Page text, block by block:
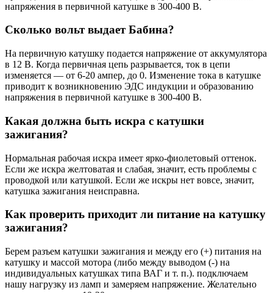
напряжения в первичной катушке в 300-400 В.
Сколько вольт выдает Бабина?
На первичную катушку подается напряжение от аккумулятора
в 12 В. Когда первичная цепь разрывается, ток в цепи
изменяется — от 6-20 ампер, до 0. Изменение тока в катушке
приводит к возникновению ЭДС индукции и образованию
напряжения в первичной катушке в 300-400 В.
Какая должна быть искра с катушки
зажигания?
Нормальная рабочая искра имеет ярко-фиолетовый оттенок.
Если же искра желтоватая и слабая, значит, есть проблемы с
проводкой или катушкой. Если же искры нет вовсе, значит,
катушка зажигания неисправна.
Как проверить приходит ли питание на катушку
зажигания?
Берем разъем катушки зажигания и между его (+) питания на
катушку и массой мотора (либо между выводом (-) на
индивидуальных катушках типа ВАГ и т. п.). подключаем
нашу нагрузку из ламп и замеряем напряжение. Желательно